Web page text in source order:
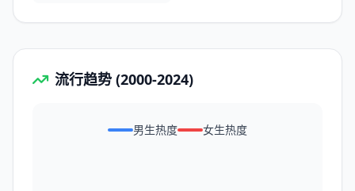
流行趋势 (2000-2024)
男生热度 女生热度